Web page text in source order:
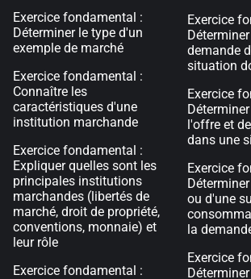
Exercice fondamental :
Déterminer le type d'un
exemple de marché
Exercice fondamental :
Connaître les
caractéristiques d'une
institution marchande
Exercice fondamental :
Expliquer quelles sont les
principales institutions
marchandes (libertés de
marché, droit de propriété,
conventions, monnaie) et
leur rôle
Exercice fondamental :
Exercice
demande
situation
Exercice
l'offre et
dans une
Exercice
ou d'une
la
Exercice